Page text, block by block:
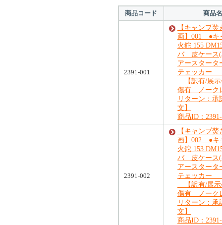
商品コード 商品名
2391-001
【キャンプ
画】001 ●キ
火鉈 155
バ 皮ケース(
アースター
テェッカー
【訳有/展示
傷有 ノーク
リターン：承
文】
商品ID：
2391-002
【キャンプ
画】002 ●キ
火鉈 153
バ 皮ケース(
アースター
テェッカー
【訳有/展示
傷有 ノーク
リターン：承
文】
商品ID：